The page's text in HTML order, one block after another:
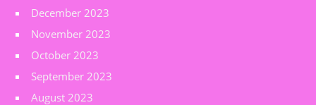
December 2023
November 2023
October 2023
September 2023
August 2023